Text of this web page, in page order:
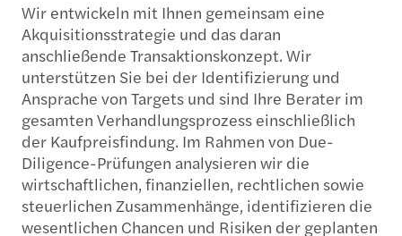
Wir entwickeln mit Ihnen gemeinsam eine
Akquisitionsstrategie und das daran
anschließende Transaktionskonzept. Wir
unterstützen Sie bei der Identifizierung und
Ansprache von Targets und sind Ihre Berater im
gesamten Verhandlungsprozess einschließlich
der Kaufpreisfindung. Im Rahmen von Due-
Diligence-Prüfungen analysieren wir die
wirtschaftlichen, finanziellen, rechtlichen sowie
steuerlichen Zusammenhänge, identifizieren die
wesentlichen Chancen und Risiken der geplanten